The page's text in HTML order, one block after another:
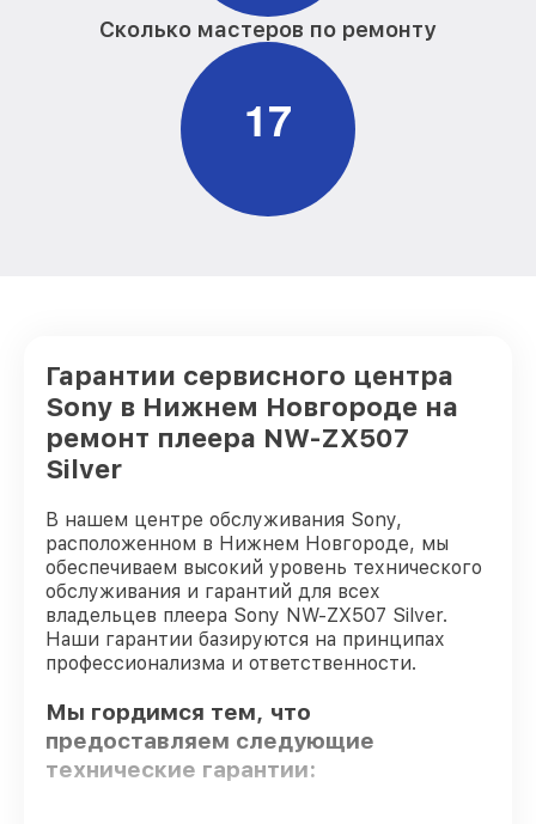
Сколько мастеров по ремонту
17
Гарантии сервисного центра
Sony в Нижнем Новгороде на
ремонт плеера NW-ZX507
Silver
В нашем центре обслуживания Sony,
расположенном в Нижнем Новгороде, мы
обеспечиваем высокий уровень технического
обслуживания и гарантий для всех
владельцев плеера Sony NW-ZX507 Silver.
Наши гарантии базируются на принципах
профессионализма и ответственности.
Мы гордимся тем, что
предоставляем следующие
технические гарантии: